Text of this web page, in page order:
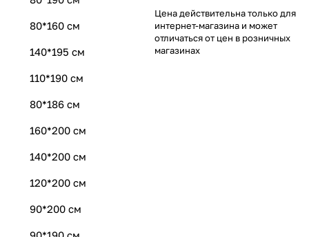
80*160 см
140*195 см
110*190 см
80*186 см
160*200 см
140*200 см
120*200 см
90*200 см
Цена действительна только для
интернет-магазина и может
отличаться от цен в розничных
магазинах